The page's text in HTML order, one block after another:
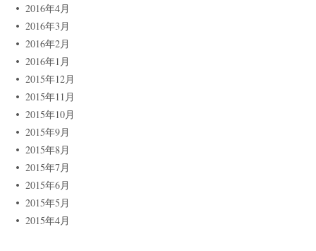
2016年4月
2016年3月
2016年2月
2016年1月
2015年12月
2015年11月
2015年10月
2015年9月
2015年8月
2015年7月
2015年6月
2015年5月
2015年4月